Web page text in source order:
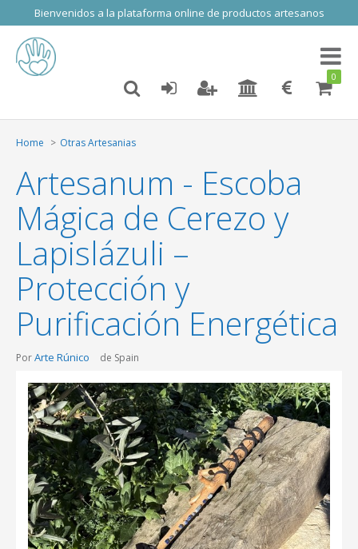
Bienvenidos a la plataforma online de productos artesanos
Toggle
0
Home Otras Artesanias
Artesanum - Escoba
Mágica de Cerezo y
Lapislázuli –
Protección y
Purificación Energética
PorArte Rúnico de Spain